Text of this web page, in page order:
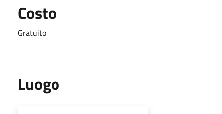
Costo
Gratuito
Luogo